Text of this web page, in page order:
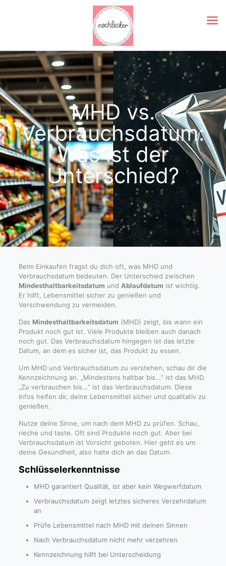
MHD vs.
Verbrauchsdatum:
Was ist der
Unterschied?
Beim Einkaufen fragst du dich oft, was MHD und
Verbrauchsdatum bedeuten. Der Unterschied zwischen
Mindesthaltbarkeitsdatum und Ablaufdatum ist wichtig.
Er hilft, Lebensmittel sicher zu genießen und
Verschwendung zu vermeiden.
Das Mindesthaltbarkeitsdatum (MHD) zeigt, bis wann ein
Produkt noch gut ist. Viele Produkte bleiben auch danach
noch gut. Das Verbrauchsdatum hingegen ist das letzte
Datum, an dem es sicher ist, das Produkt zu essen.
Um MHD und Verbrauchsdatum zu verstehen, schau dir die
Kennzeichnung an. „Mindestens haltbar bis…“ ist das MHD.
„Zu verbrauchen bis…“ ist das Verbrauchsdatum. Diese
Infos helfen dir, deine Lebensmittel sicher und qualitativ zu
genießen.
Nutze deine Sinne, um nach dem MHD zu prüfen. Schau,
rieche und taste. Oft sind Produkte noch gut. Aber bei
Verbrauchsdatum ist Vorsicht geboten. Hier geht es um
deine Gesundheit, also halte dich an das Datum.
Schlüsselerkenntnisse
MHD garantiert Qualität, ist aber kein Wegwerfdatum
Verbrauchsdatum zeigt letztes sicheres Verzehrdatum
an
Prüfe Lebensmittel nach MHD mit deinen Sinnen
Nach Verbrauchsdatum nicht mehr verzehren
Kennzeichnung hilft bei Unterscheidung